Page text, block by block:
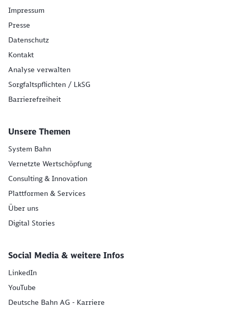
Impressum
Presse
Datenschutz
Kontakt
Analyse verwalten
Sorgfaltspflichten / LkSG
Barrierefreiheit
Unsere Themen
System Bahn
Vernetzte Wertschöpfung
Consulting & Innovation
Plattformen & Services
Über uns
Digital Stories
Social Media & weitere Infos
LinkedIn
YouTube
Deutsche Bahn AG - Karriere